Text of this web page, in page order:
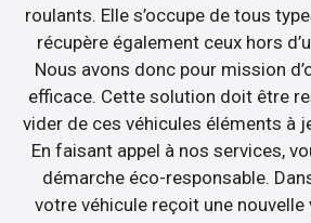
roulants. Elle s’occupe de tous
récupère également ceux hors
Nous avons donc pour mission
efficace. Cette solution doit être
vider de ces véhicules éléments à
En faisant appel à nos services,
démarche éco-responsable.
votre véhicule reçoit une nouvelle